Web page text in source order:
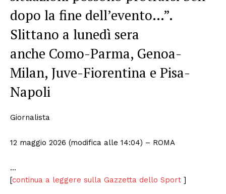
dopo la fine dell’evento…”.
Slittano a lunedì sera
anche Como-Parma, Genoa-
Milan, Juve-Fiorentina e Pisa-
Napoli
Giornalista
12 maggio 2026 (modifica alle 14:04) – ROMA
…
[continua a leggere sulla Gazzetta dello Sport ]